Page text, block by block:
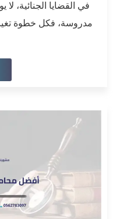
في القضايا الجنائية،
مدروسة، فكل خطوة